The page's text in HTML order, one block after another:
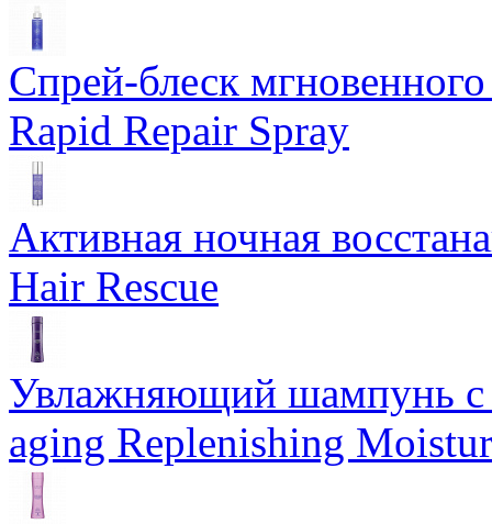
Спрей-блеск
Rapid Repair Spray
Активная ночная
Hair Rescue
Увлажняющий шампунь
aging Replenishing